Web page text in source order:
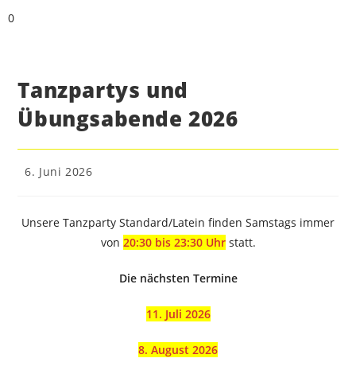
0
Tanzpartys und
Übungsabende 2026
6. Juni 2026
Unsere Tanzparty Standard/Latein finden Samstags immer
von 20:30 bis 23:30 Uhrstatt.
Die nächsten Termine
11. Juli 2026
8. August 2026